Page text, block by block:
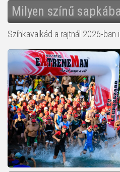
Milyen színű
Színkavalkád a rajtnál 2026-ban